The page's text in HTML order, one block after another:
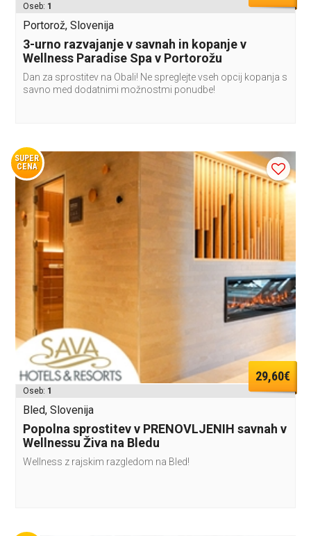
Oseb: 1
Portorož, Slovenija
3-urno razvajanje v savnah in kopanje v
Wellness Paradise Spa v Portorožu
Dan za sprostitev na Obali! Ne spreglejte vseh opcij kopanja s
savno med dodatnimi možnostmi ponudbe!
SUPER
CENA
29,60€
Oseb: 1
Bled, Slovenija
Popolna sprostitev v PRENOVLJENIH savnah v
Wellnessu Živa na Bledu
Wellness z rajskim razgledom na Bled!